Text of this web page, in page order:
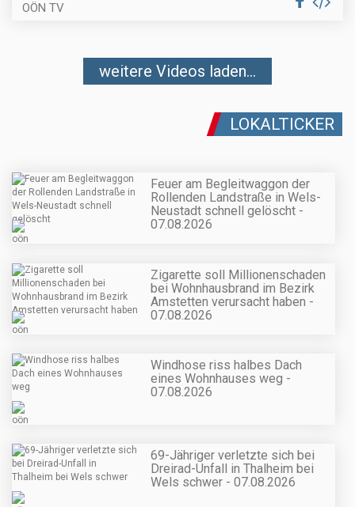
OÖN TV
weitere Videos laden...
LOKALTICKER
Feuer am Begleitwaggon der
Rollenden Landstraße in Wels-
Neustadt schnell gelöscht -
07.08.2026
Zigarette soll Millionenschaden
bei Wohnhausbrand im Bezirk
Amstetten verursacht haben -
07.08.2026
Windhose riss halbes Dach
eines Wohnhauses weg -
07.08.2026
69-Jähriger verletzte sich bei
Dreirad-Unfall in Thalheim bei
Wels schwer - 07.08.2026